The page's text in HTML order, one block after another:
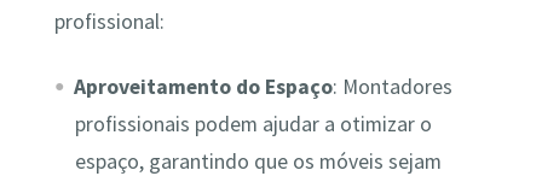
profissional:
Aproveitamento do Espaço: Montadores
profissionais podem ajudar a otimizar o
espaço, garantindo que os móveis sejam